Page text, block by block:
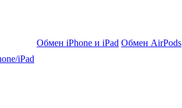
iPad
Обмен iPhone и iPad Обмен AirPods